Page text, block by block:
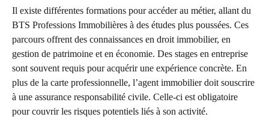
Il existe différentes formations pour accéder au métier, allant du
BTS Professions Immobilières à des études plus poussées. Ces
parcours offrent des connaissances en droit immobilier, en
gestion de patrimoine et en économie. Des stages en entreprise
sont souvent requis pour acquérir une expérience concrète. En
plus de la carte professionnelle, l’agent immobilier doit souscrire
à une assurance responsabilité civile. Celle-ci est obligatoire
pour couvrir les risques potentiels liés à son activité.